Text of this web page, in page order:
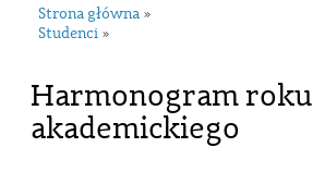
Strona główna »
Studenci »
Harmonogram roku
akademickiego